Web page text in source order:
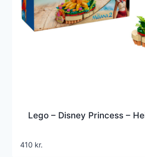
Lego – Disney Princess –
410 kr.